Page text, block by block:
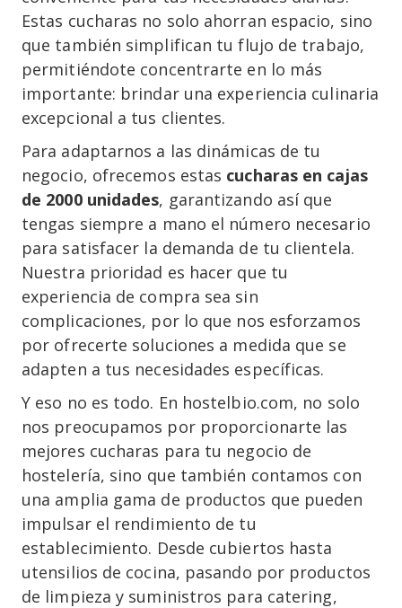
Estas cucharas no solo ahorran espacio, sino
que también simplifican tu flujo de trabajo,
permitiéndote concentrarte en lo más
importante: brindar una experiencia culinaria
excepcional a tus clientes.
Para adaptarnos a las dinámicas de tu
negocio, ofrecemos estas cucharas en cajas
de 2000 unidades, garantizando así que
tengas siempre a mano el número necesario
para satisfacer la demanda de tu clientela.
Nuestra prioridad es hacer que tu
experiencia de compra sea sin
complicaciones, por lo que nos esforzamos
por ofrecerte soluciones a medida que se
adapten a tus necesidades específicas.
Y eso no es todo. En hostelbio.com, no solo
nos preocupamos por proporcionarte las
mejores cucharas para tu negocio de
hostelería, sino que también contamos con
una amplia gama de productos que pueden
impulsar el rendimiento de tu
establecimiento. Desde cubiertos hasta
utensilios de cocina, pasando por productos
de limpieza y suministros para catering,